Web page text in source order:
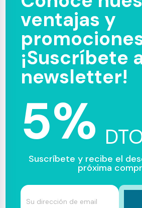
ventajas y
¡Suscríbete
newsletter!
5%
Suscríbete y recibe el
próxima